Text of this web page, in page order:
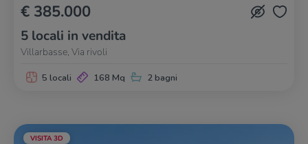
€ 385.000
5 locali in vendita
Villarbasse, Via rivoli
5 locali 168 Mq 2 bagni
VISITA 3D